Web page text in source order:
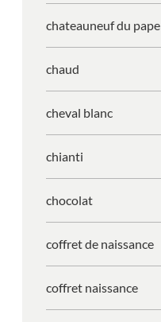
chateauneuf du pape
chaud
cheval blanc
chianti
chocolat
coffret de naissance
coffret naissance